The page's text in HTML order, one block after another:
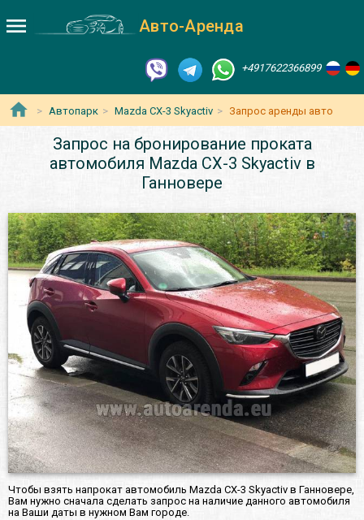
Авто-Аренда
+4917622366899
Автопарк Mazda CX-3 Skyactiv Запрос аренды авто
Запрос на бронирование проката
автомобиля Mazda CX-3 Skyactiv в
Ганновере
Чтобы взять напрокат автомобиль Mazda CX-3 Skyactiv в Ганновере,
Вам нужно сначала сделать запрос на наличие данного автомобиля
на Ваши даты в нужном Вам городе.